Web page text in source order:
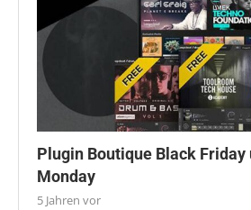
Plugin Boutique Black Friday
Monday
5 Jahren vor